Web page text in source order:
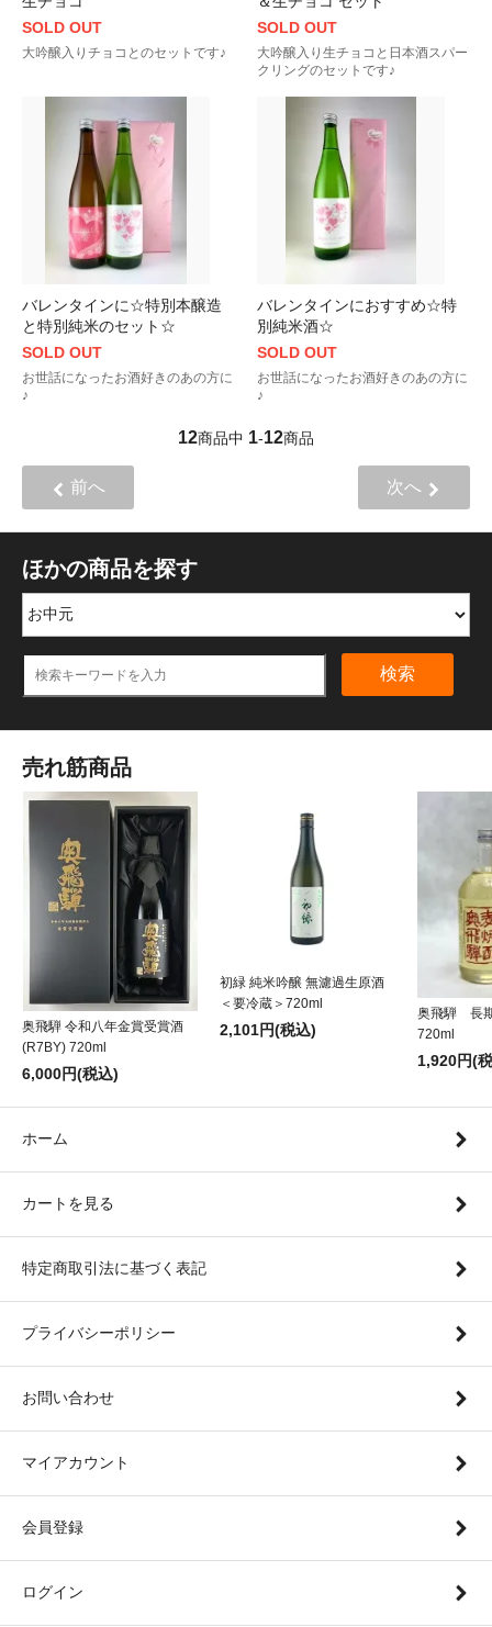
SOLD OUT
大吟醸入りチョコとのセットです♪
SOLD OUT
大吟醸入り生チョコと日本酒スパー
クリングのセットです♪
バレンタインに☆特別本醸造
と特別純米のセット☆
SOLD OUT
お世話になったお酒好きのあの方に
♪
バレンタインにおすすめ☆特
別純米酒☆
SOLD OUT
お世話になったお酒好きのあの方に
♪
12商品中 1-12商品
前へ 次へ
ほかの商品を探す
検索
売れ筋商品
奥飛騨 令和八年金賞受賞酒
(R7BY) 720ml
6,000円(税込)
初緑 純米吟醸 無濾過生原酒
＜要冷蔵＞720ml
2,101円(税込)
奥飛騨 長
720ml
1,920円(
ホーム
カートを見る
特定商取引法に基づく表記
プライバシーポリシー
お問い合わせ
マイアカウント
会員登録
ログイン